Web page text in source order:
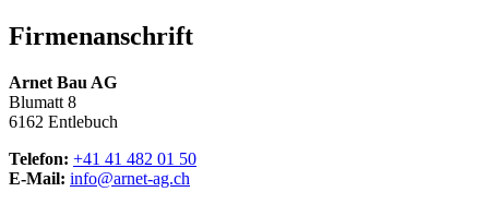
Firmenanschrift
Arnet Bau AG
Blumatt 8
6162 Entlebuch
Telefon: +41 41 482 01 50
E-Mail: info@arnet-ag.ch